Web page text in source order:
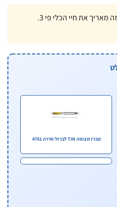
בעבודה בנירוסטה ובפלדה – זה מאריך את חיי הכלי פי 3.
מברז מצופה TiN לברזל סדרה 4761